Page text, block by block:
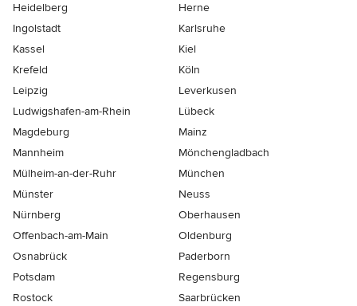
Heidelberg
Herne
Ingolstadt
Karlsruhe
Kassel
Kiel
Krefeld
Köln
Leipzig
Leverkusen
Ludwigshafen-am-Rhein
Lübeck
Magdeburg
Mainz
Mannheim
Mönchen­gladbach
Mülheim-an-der-Ruhr
München
Münster
Neuss
Nürnberg
Oberhausen
Offenbach-am-Main
Oldenburg
Osnabrück
Paderborn
Potsdam
Regensburg
Rostock
Saarbrücken